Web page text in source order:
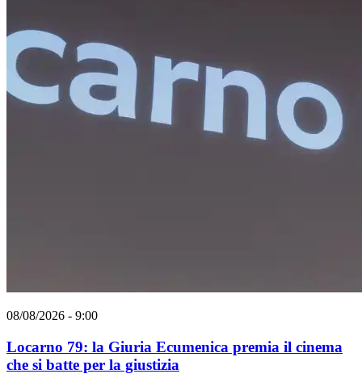
08/08/2026 - 9:00
Locarno 79: la Giuria Ecumenica premia il cinema
che si batte per la giustizia